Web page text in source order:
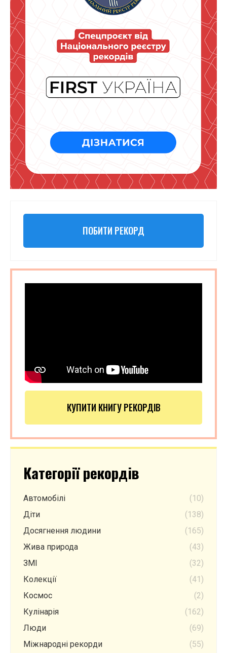
ПОБИТИ РЕКОРД
КУПИТИ КНИГУ РЕКОРДІВ
Категорії рекордів
Автомобілі
(10)
Діти
(138)
Досягнення людини
(165)
Жива природа
(43)
ЗМІ
(32)
Колекції
(41)
Космос
(2)
Кулінарія
(162)
Люди
(69)
Міжнародні рекорди
(55)